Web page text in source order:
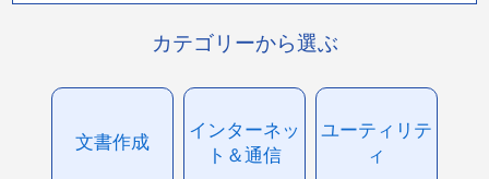
カテゴリーから選ぶ
文書作成
インターネッ
ト＆通信
ユーティリテ
ィ